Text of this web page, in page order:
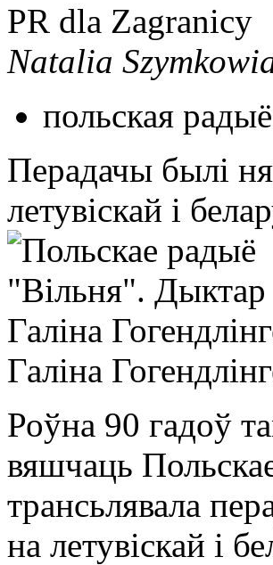
PR dla Zagranicy
Natalia
польская
Перадачы былі ня
летувіскай і
Галіна
Роўна 90 гадоў
вяшчаць
трансьлявала
на летувіскай і